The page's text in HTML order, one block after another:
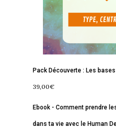
Pack Découverte : Les
39,00€
Ebook - Comment prendre
dans ta vie avec le Human